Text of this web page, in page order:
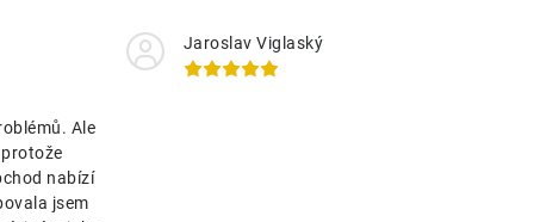
Ale
nabízí
jsem
Jaroslav Viglaský